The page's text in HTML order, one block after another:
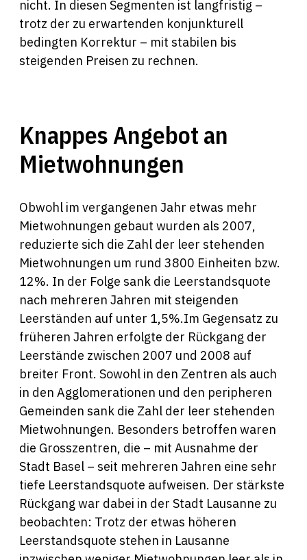
nicht. In diesen Segmenten ist langfristig –
trotz der zu erwartenden konjunkturell
bedingten Korrektur – mit stabilen bis
steigenden Preisen zu rechnen.
Knappes Angebot an
Mietwohnungen
Obwohl im vergangenen Jahr etwas mehr
Mietwohnungen gebaut wurden als 2007,
reduzierte sich die Zahl der leer stehenden
Mietwohnungen um rund 3800 Einheiten bzw.
12%. In der Folge sank die Leerstandsquote
nach mehreren Jahren mit steigenden
Leerständen auf unter 1,5%.Im Gegensatz zu
früheren Jahren erfolgte der Rückgang der
Leerstände zwischen 2007 und 2008 auf
breiter Front. Sowohl in den Zentren als auch
in den Agglomerationen und den peripheren
Gemeinden sank die Zahl der leer stehenden
Mietwohnungen. Besonders betroffen waren
die Grosszentren, die – mit Ausnahme der
Stadt Basel – seit mehreren Jahren eine sehr
tiefe Leerstandsquote aufweisen. Der stärkste
Rückgang war dabei in der Stadt Lausanne zu
beobachten: Trotz der etwas höheren
Leerstandsquote stehen in Lausanne